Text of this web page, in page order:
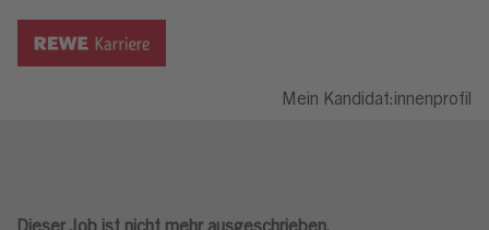
Mein Kandidat:innenprofil
Dieser Job ist nicht mehr ausgeschrieben.